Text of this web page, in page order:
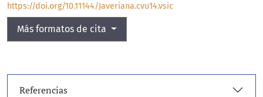
https://doi.org/10.11144/Javeriana.cvu14.vsic
Más formatos de cita
Referencias